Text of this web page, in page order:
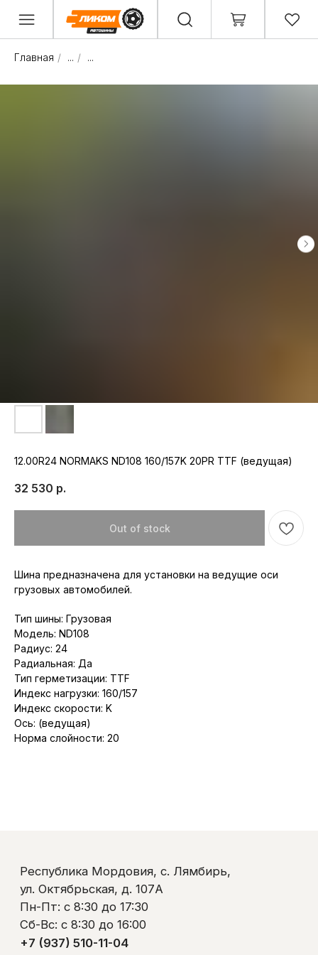
Главная / ... / ...
12.00R24 NORMAKS ND108 160/157K 20PR TTF (ведущая)
32 530 р.
Out of stock
Шина предназначена для установки на ведущие оси
грузовых автомобилей.
Тип шины: Грузовая
Модель: ND108
Радиус: 24
Радиальная: Да
Тип герметизации: TTF
Индекс нагрузки: 160/157
Индекс скорости: K
Ось: (ведущая)
Норма слойности: 20
Контакты
Полезно знать
Оплата и доставка
Обмен и возврат
Республика Мордовия, с. Лямбирь,
ул. Октябрьская, д. 107А
Пн-Пт: с 8:30 до 17:30
Сб-Вс: с 8:30 до 16:00
+7 (937) 510-11-04
+7 (927) 979-00-19